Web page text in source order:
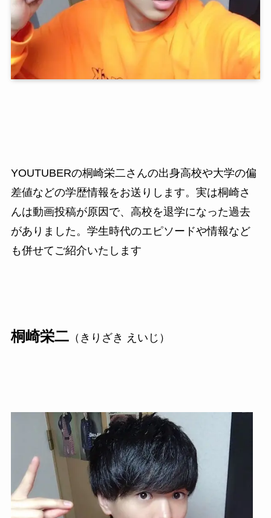
YOUTUBERの桐崎栄二さんの出身高校や大学の偏
差値などの学歴情報をお送りします。実は桐崎さ
んは動画投稿が原因で、高校を退学になった過去
がありました。学生時代のエピソードや情報など
も併せてご紹介いたします
桐崎栄二（きりざき えいじ）